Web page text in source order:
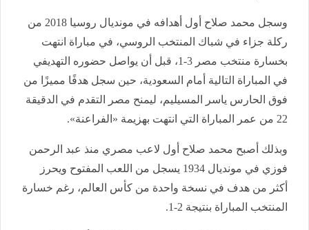
وسجل محمد صلاح أول أهدافه في مونديال روسيا 2018 من
ركلة جزاء في شباك المنتخب الروسي، في مباراة انتهت
بخسارة منتخب مصر 3-1، قبل أن يواصل حضوره التهديفي
في المباراة التالية أمام السعودية، حين سجل هدفًا مميزًا من
فوق الحارس ياسر المسيليم، ليمنح مصر التقدم في الدقيقة
22 من عمر المباراة التي انتهت بهزيمة «الفراعنة».
وبذلك أصبح محمد صلاح أول لاعب مصري منذ عبد الرحمن
فوزي في مونديال 1934 يسجل من اللعب المفتوح ويحرز
أكثر من هدف في نسخة واحدة من كأس العالم، رغم خسارة
المنتخب المباراة بنتيجة 2-1.